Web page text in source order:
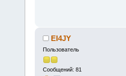
EI4JY
Пользователь
Сообщений: 81